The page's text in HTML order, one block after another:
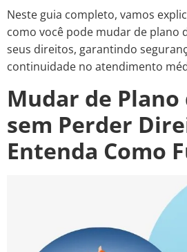
Neste guia completo, vamos
como você pode mudar de plano
seus direitos, garantindo
continuidade no atendimento
Mudar de Plano
sem Perder
Entenda Como